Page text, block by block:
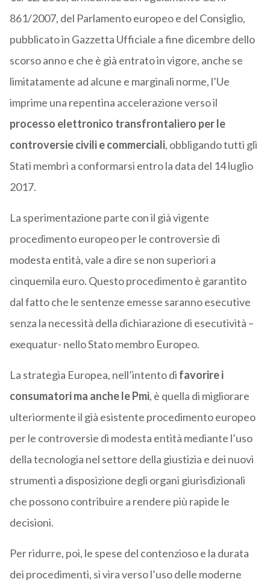
861/2007, del Parlamento europeo e del Consiglio,
pubblicato in Gazzetta Ufficiale a fine dicembre dello
scorso anno e che è già entrato in vigore, anche se
limitatamente ad alcune e marginali norme, l’Ue
imprime una repentina accelerazione verso il
processo elettronico transfrontaliero per le
controversie civili e commerciali, obbligando tutti gli
Stati membri a conformarsi entro la data del 14 luglio
2017.
La sperimentazione parte con il già vigente
procedimento europeo per le controversie di
modesta entità, vale a dire se non superiori a
cinquemila euro. Questo procedimento è garantito
dal fatto che le sentenze emesse saranno esecutive
senza la necessità della dichiarazione di esecutività –
exequatur- nello Stato membro Europeo.
La strategia Europea, nell’intento di favorire i
consumatori ma anche le Pmi, è quella di migliorare
ulteriormente il già esistente procedimento europeo
per le controversie di modesta entità mediante l’uso
della tecnologia nel settore della giustizia e dei nuovi
strumenti a disposizione degli organi giurisdizionali
che possono contribuire a rendere più rapide le
decisioni.
Per ridurre, poi, le spese del contenzioso e la durata
dei procedimenti, si vira verso l’uso delle moderne